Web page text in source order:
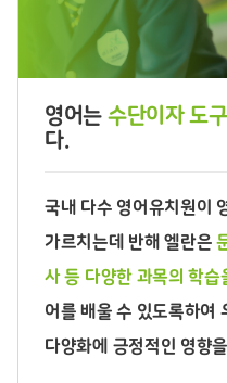
영어는 수단이자 도구
다.
국내 다수 영어유치원이
가르치는데 반해 엘란은
사 등 다양한 과목의 학습
어를 배울 수 있도록하여
다양화에 긍정적인 영향